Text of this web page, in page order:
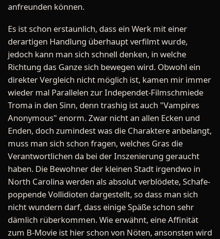
anfreunden können.
Es ist schon erstaunlich, dass ein Werk mit einer
derartigen Handlung überhaupt verfilmt wurde,
jedoch kann man sich schnell denken, in welche
Richtung das Ganze sich bewegen wird. Obwohl ein
direkter Vergleich nicht möglich ist, kamen mir immer
wieder mal Parallelen zur Independet-Filmschmiede
Troma in den Sinn, denn trashig ist auch "Vampires
Anonymous" enorm. Zwar nicht an allen Ecken und
Enden, doch zumindest was die Charaktere anbelangt,
muss man sich schon fragen, welches Gras die
Verantwortlichen da bei der Inszenierung geraucht
haben. Die Bewohner der kleinen Stadt irgendwo in
North Carolina werden als absolut verblödete, Schafe-
poppende Vollidioten dargestellt, so dass man sich
nicht wundern darf, dass einige Späße schon sehr
dämlich rüberkommen. Wie erwähnt, eine Affinität
zum B-Movie ist hier schon von Nöten, ansonsten wird